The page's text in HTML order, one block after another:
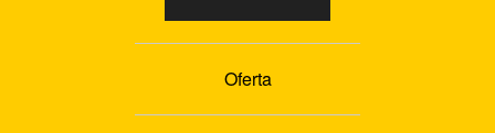
Oferta